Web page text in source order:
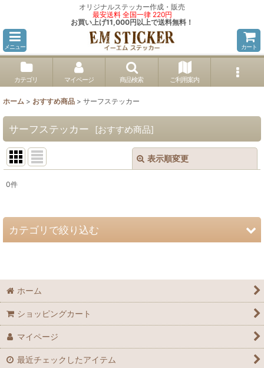
オリジナルステッカー作成・販売
最安送料 全国一律 220円
お買い上げ11,000円以上で送料無料！
メニュー カート
カテゴリ マイページ 商品検索 ご利用案内
ホーム > おすすめ商品 > サーフステッカー
サーフステッカー [おすすめ商品]
表示順変更
サブカテゴリ
表示数
絞り込む
0件
カテゴリで絞り込む
サーフオリジナル文字入れステッカー
ホーム
ショッピングカート
マイページ
最近チェックしたアイテム